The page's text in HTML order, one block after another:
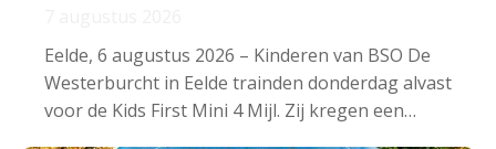
Eelde, 6 augustus 2026 – Kinderen van BSO De
Westerburcht in Eelde trainden donderdag alvast
voor de Kids First Mini 4 Mijl. Zij kregen een…